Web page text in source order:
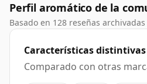
Perfil aromático de la
Basado en 128 reseñas
Características distintivas
Comparado con otras